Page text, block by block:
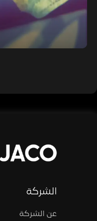
الشركة
عن الشركة